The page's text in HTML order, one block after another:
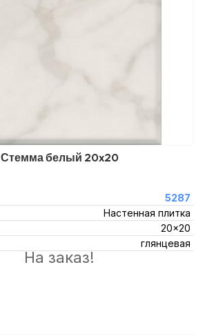
Стемма белый 20x20
5287
Настенная плитка
20x20
глянцевая
На заказ!